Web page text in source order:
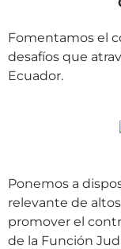
Fomentamos el
desafíos que
Ecuador.
Ponemos a
relevante de
promover el
de la Función